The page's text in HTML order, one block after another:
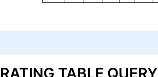
RATING TABLE QUERY